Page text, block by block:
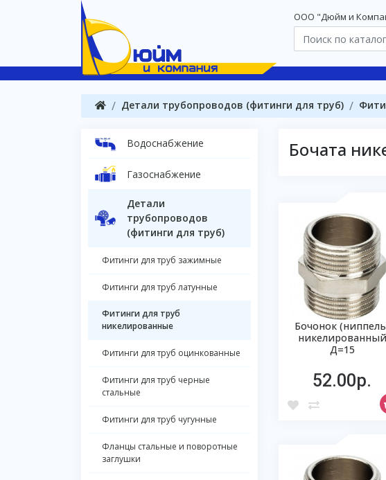
OOO "Дюйм и
Детали трубопроводов (фитинги для труб)
Водоснабжение
Газоснабжение
Детали
трубопроводов
(фитинги для труб)
Фитинги для труб зажимные
Фитинги для труб латунные
Фитинги для труб
никелированные
Фитинги для труб оцинкованные
Фитинги для труб черные
стальные
Фитинги для труб чугунные
Фланцы стальные и поворотные
заглушки
Бочата
Бочонок
никелированный
Д=15
52.00р.